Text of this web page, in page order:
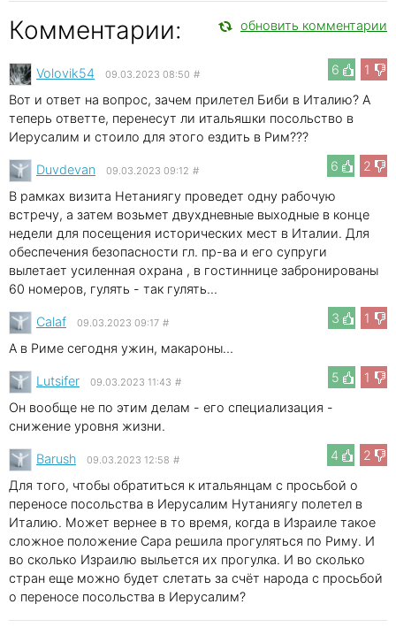
Комментарии: обновить комментарии
6 1
Volovik54 09.03.2023 08:50 #
Вот и ответ на вопрос, зачем прилетел Биби в Италию? А
теперь ответте, перенесут ли итальяшки посольство в
Иерусалим и стоило для этого ездить в Рим???
6
2
Duvdevan 09.03.2023 09:12 #
В рамках визита Нетаниягу проведет одну рабочую
встречу, а затем возьмет двухдневные выходные в конце
недели для посещения исторических мест в Италии. Для
обеспечения безопасности гл. пр-ва и его супруги
вылетает усиленная охрана , в гостиннице забронированы
60 номеров, гулять - так гулять...
3
1
Calaf 09.03.2023 09:17 #
А в Риме сегодня ужин, макароны…
5
1
Lutsifer 09.03.2023 11:43 #
Он вообще не по этим делам - его специализация -
снижение уровня жизни.
4
2
Barush 09.03.2023 12:58 #
Для того, чтобы обратиться к итальянцам с просьбой о
переносе посольства в Иерусалим Нутаниягу полетел в
Италию. Может вернее в то время, когда в Израиле такое
сложное положение Сара решила прогуляться по Риму. И
во сколько Израилю выльется их прогулка. И во сколько
стран еще можно будет слетать за счёт народа с просьбой
о переносе посольства в Иерусалим?